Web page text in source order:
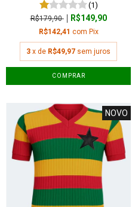
(1)
R$179,90 R$149,90
R$142,41 com Pix
3 x de R$49,97 sem juros
COMPRAR
NOVO